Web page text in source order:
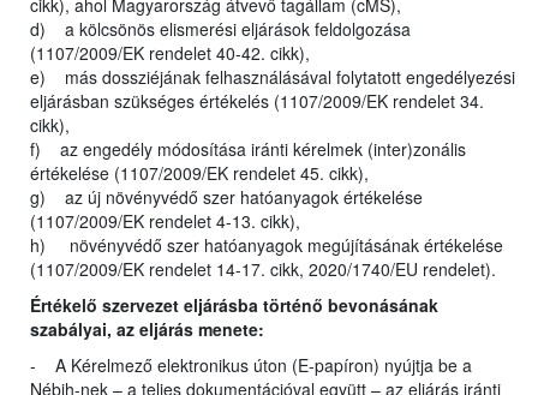
cikk), ahol Magyarország átvevő tagállam (cMS),
d) a kölcsönös elismerési eljárások feldolgozása
(1107/2009/EK rendelet 40-42. cikk),
e) más dossziéjának felhasználásával folytatott engedélyezési
eljárásban szükséges értékelés (1107/2009/EK rendelet 34.
cikk),
f) az engedély módosítása iránti kérelmek (inter)zonális
értékelése (1107/2009/EK rendelet 45. cikk),
g) az új növényvédő szer hatóanyagok értékelése
(1107/2009/EK rendelet 4-13. cikk),
h) növényvédő szer hatóanyagok megújításának értékelése
(1107/2009/EK rendelet 14-17. cikk, 2020/1740/EU rendelet).
Értékelő szervezet eljárásba történő bevonásának
szabályai, az eljárás menete:
- A Kérelmező elektronikus úton (E-papíron) nyújtja be a
Nébih-nek – a teljes dokumentációval együtt – az eljárás iránti